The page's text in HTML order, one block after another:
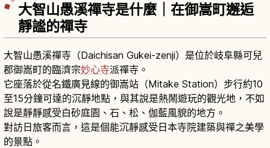
大智山愚溪禪寺是什麼｜在御嵩町邂逅
靜謐的禪寺
大智山愚溪禪寺（Daichisan Gukei-zenji）是位於岐阜縣可兒
郡御嵩町的臨濟宗妙心寺派禪寺。
它座落於從名鐵廣見線的御嵩站（Mitake Station）步行約10
至15分鐘可達的沉靜地點，與其說是熱鬧遊玩的觀光地，不如
說是靜靜感受白砂庭園、石、松、伽藍風貌的地方。
對訪日旅客而言，這是個能沉靜感受日本寺院建築與禪之美學
的景點。